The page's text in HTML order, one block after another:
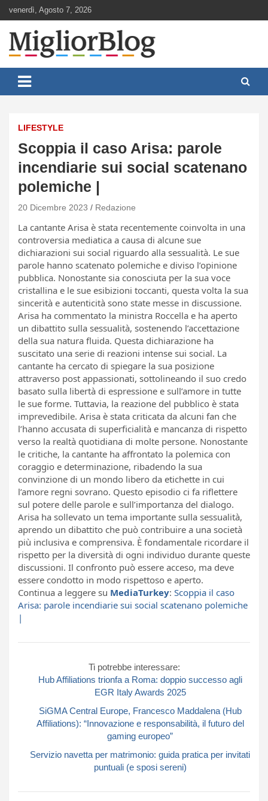
to
content
venerdì, Agosto 7, 2026
MigliorBlog.it
LIFESTYLE
Scoppia il caso Arisa: parole
incendiarie sui social scatenano
polemiche |
20 Dicembre 2023 Redazione
La cantante Arisa è stata recentemente coinvolta in una
controversia mediatica a causa di alcune sue
dichiarazioni sui social riguardo alla sessualità. Le sue
parole hanno scatenato polemiche e diviso l’opinione
pubblica. Nonostante sia conosciuta per la sua voce
cristallina e le sue esibizioni toccanti, questa volta la sua
sincerità e autenticità sono state messe in discussione.
Arisa ha commentato la ministra Roccella e ha aperto
un dibattito sulla sessualità, sostenendo l’accettazione
della sua natura fluida. Questa dichiarazione ha
suscitato una serie di reazioni intense sui social. La
cantante ha cercato di spiegare la sua posizione
attraverso post appassionati, sottolineando il suo credo
basato sulla libertà di espressione e sull’amore in tutte
le sue forme. Tuttavia, la reazione del pubblico è stata
imprevedibile. Arisa è stata criticata da alcuni fan che
l’hanno accusata di superficialità e mancanza di rispetto
verso la realtà quotidiana di molte persone. Nonostante
le critiche, la cantante ha affrontato la polemica con
coraggio e determinazione, ribadendo la sua
convinzione di un mondo libero da etichette in cui
l’amore regni sovrano. Questo episodio ci fa riflettere
sul potere delle parole e sull’importanza del dialogo.
Arisa ha sollevato un tema importante sulla sessualità,
aprendo un dibattito che può contribuire a una società
più inclusiva e comprensiva. È fondamentale ricordare il
rispetto per la diversità di ogni individuo durante queste
discussioni. Il confronto può essere acceso, ma deve
essere condotto in modo rispettoso e aperto.
Continua a leggere su MediaTurkey: Scoppia il caso
Arisa: parole incendiarie sui social scatenano polemiche
|
Ti potrebbe interessare:
Hub Affiliations trionfa a Roma: doppio successo agli
EGR Italy Awards 2025
SiGMA Central Europe, Francesco Maddalena (Hub
Affiliations): “Innovazione e responsabilità, il futuro del
gaming europeo”
Servizio navetta per matrimonio: guida pratica per invitati
puntuali (e sposi sereni)